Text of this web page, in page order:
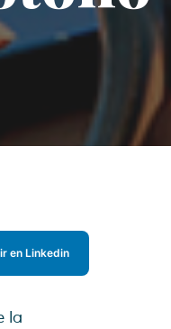
en Linkedin
la